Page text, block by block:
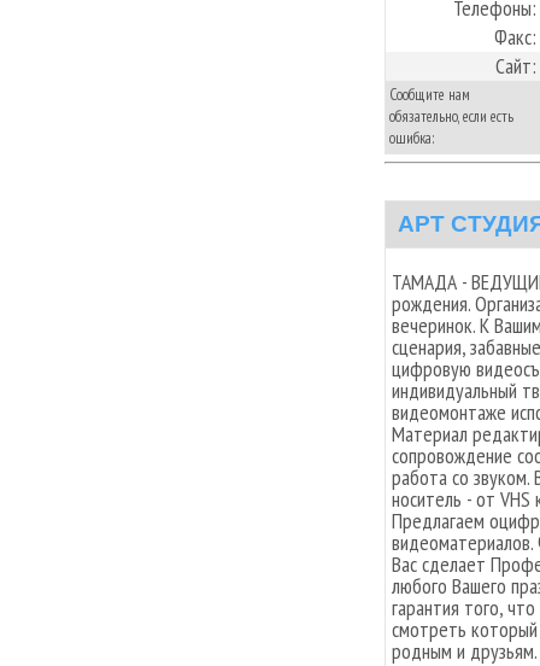
Телефоны:
Факс:
Сайт:
Сообщите нам
обязательно, если есть
ошибка:
АРТ
ТАМАДА -
рождения.
вечеринок. К
сценария,
цифровую
индивидуальный
видеомонтаже
Материал
сопровождение
работа со
носитель - от
Предлагаем
Вас сделает
любого Вашего
гарантия того,
смотреть
родным и друзьям.